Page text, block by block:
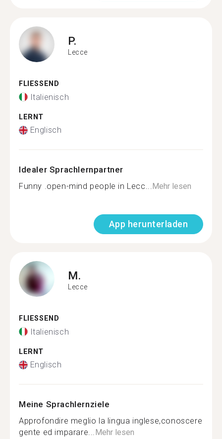
P.
Lecce
FLIESSEND
Italienisch
LERNT
Englisch
Idealer Sprachlernpartner
Funny .open-mind people in Lecc...Mehr lesen
App herunterladen
M.
Lecce
FLIESSEND
Italienisch
LERNT
Englisch
Meine Sprachlernziele
Approfondire meglio la lingua inglese,conoscere
gente ed imparare...Mehr lesen